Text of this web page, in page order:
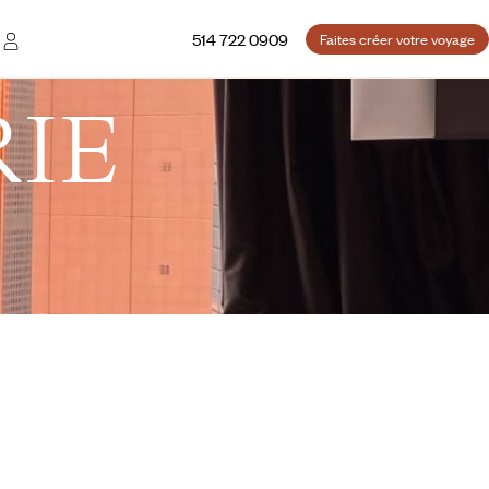
514 722 0909 Faites créer votre voyage